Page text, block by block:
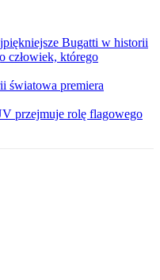
Bugatti w historii
człowiek, którego
światowa premiera
przejmuje rolę flagowego